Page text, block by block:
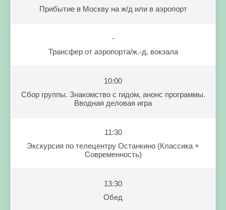
Прибытие в Москву на ж/д или в аэропорт
-
Трансфер от аэропорта/ж.-д. вокзала
10:00
Сбор группы. Знакомство с гидом, анонс программы.
Вводная деловая игра
11:30
Экскурсия по телецентру Останкино (Классика +
Современность)
13:30
Обед